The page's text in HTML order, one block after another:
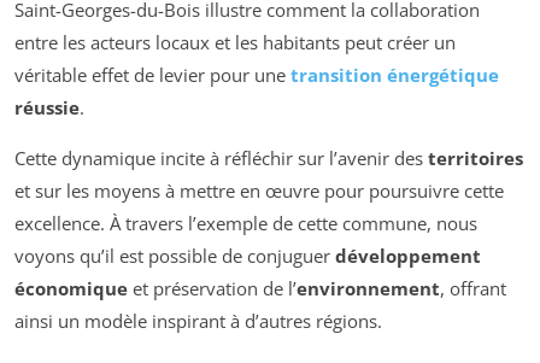
Saint-Georges-du-Bois illustre comment la collaboration
entre les acteurs locaux et les habitants peut créer un
véritable effet de levier pour une transition énergétique
réussie.
Cette dynamique incite à réfléchir sur l’avenir des territoires
et sur les moyens à mettre en œuvre pour poursuivre cette
excellence. À travers l’exemple de cette commune, nous
voyons qu’il est possible de conjuguer développement
économique et préservation de l’environnement, offrant
ainsi un modèle inspirant à d’autres régions.